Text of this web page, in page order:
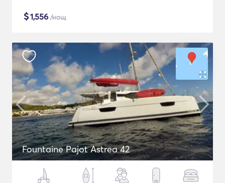
$1,556 /нощ
Fountaine Pajot Astrea 42